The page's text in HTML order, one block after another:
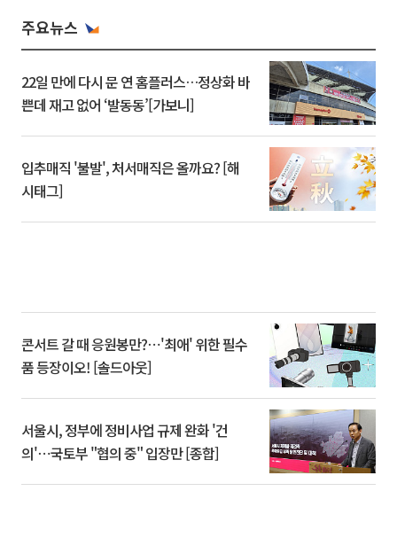
주요뉴스
22일 만에 다시 문 연 홈플러스…정상화 바
쁜데 재고 없어 ‘발동동’[가보니]
입추매직 '불발', 처서매직은 올까요? [해
시태그]
콘서트 갈 때 응원봉만?⋯'최애' 위한 필수
품 등장이오! [솔드아웃]
서울시, 정부에 정비사업 규제 완화 '건
의'⋯국토부 "협의 중" 입장만 [종합]